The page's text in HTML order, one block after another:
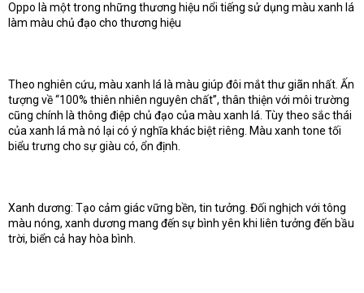
Oppo là một trong những thương hiệu nổi tiếng sử dụng màu xanh lá
làm màu chủ đạo cho thương hiệu
Theo nghiên cứu, màu xanh lá là màu giúp đôi mắt thư giãn nhất. Ấn
tượng về “100% thiên nhiên nguyên chất”, thân thiện với môi trường
cũng chính là thông điệp chủ đạo của màu xanh lá. Tùy theo sắc thái
của xanh lá mà nó lại có ý nghĩa khác biệt riêng. Màu xanh tone tối
biểu trưng cho sự giàu có, ổn định.
Xanh dương: Tạo cảm giác vững bền, tin tưởng. Đối nghịch với tông
màu nóng, xanh dương mang đến sự bình yên khi liên tưởng đến bầu
trời, biển cả hay hòa bình.